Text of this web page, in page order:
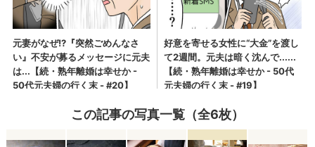
この記事の写真一覧（全6枚）